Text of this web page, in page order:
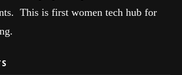
This is first women tech hub for